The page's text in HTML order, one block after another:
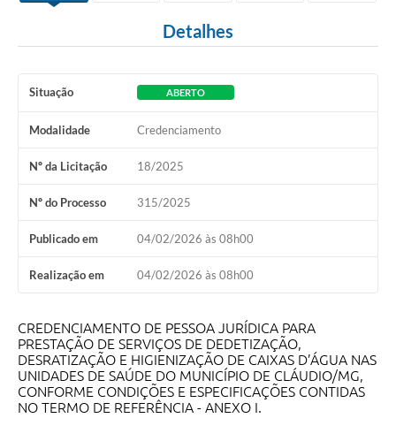
Detalhes
Situação ABERTO
Modalidade Credenciamento
Nº da Licitação 18/2025
Nº do Processo 315/2025
Publicado em 04/02/2026 às 08h00
Realização em 04/02/2026 às 08h00
CREDENCIAMENTO DE PESSOA JURÍDICA PARA
PRESTAÇÃO DE SERVIÇOS DE DEDETIZAÇÃO,
DESRATIZAÇÃO E HIGIENIZAÇÃO DE CAIXAS D’ÁGUA NAS
UNIDADES DE SAÚDE DO MUNICÍPIO DE CLÁUDIO/MG,
CONFORME CONDIÇÕES E ESPECIFICAÇÕES CONTIDAS
NO TERMO DE REFERÊNCIA - ANEXO I.